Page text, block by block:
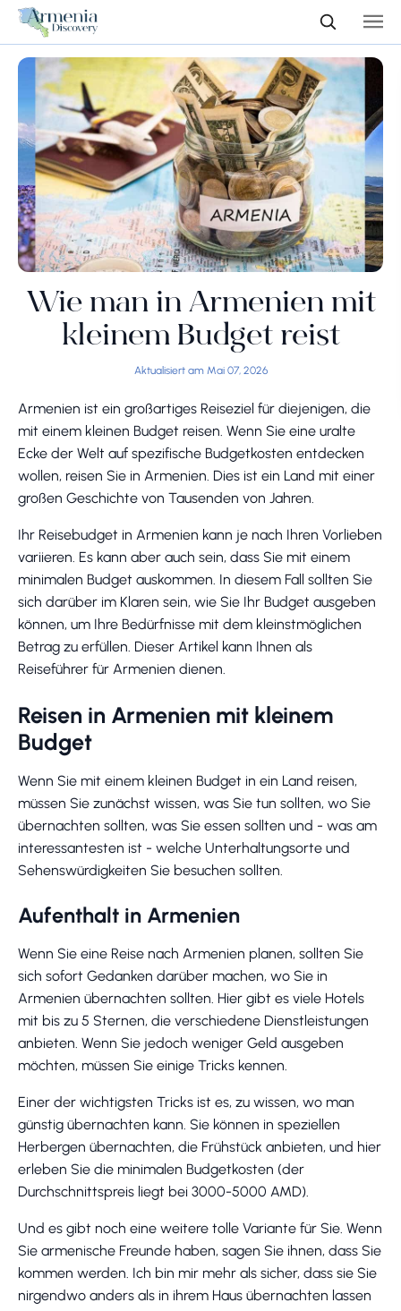
Wie man in Armenien mit
kleinem Budget reist
Aktualisiert am Mai 07, 2026
Armenien ist ein großartiges Reiseziel für diejenigen, die
mit einem kleinen Budget reisen. Wenn Sie eine uralte
Ecke der Welt auf spezifische Budgetkosten entdecken
wollen, reisen Sie in Armenien. Dies ist ein Land mit einer
großen Geschichte von Tausenden von Jahren.
Ihr Reisebudget in Armenien kann je nach Ihren Vorlieben
variieren. Es kann aber auch sein, dass Sie mit einem
minimalen Budget auskommen. In diesem Fall sollten Sie
sich darüber im Klaren sein, wie Sie Ihr Budget ausgeben
können, um Ihre Bedürfnisse mit dem kleinstmöglichen
Betrag zu erfüllen. Dieser Artikel kann Ihnen als
Reiseführer für Armenien dienen.
Reisen in Armenien mit kleinem
Budget
Wenn Sie mit einem kleinen Budget in ein Land reisen,
müssen Sie zunächst wissen, was Sie tun sollten, wo Sie
übernachten sollten, was Sie essen sollten und - was am
interessantesten ist - welche Unterhaltungsorte und
Sehenswürdigkeiten Sie besuchen sollten.
Aufenthalt in Armenien
Wenn Sie eine Reise nach Armenien planen, sollten Sie
sich sofort Gedanken darüber machen, wo Sie in
Armenien übernachten sollten. Hier gibt es viele Hotels
mit bis zu 5 Sternen, die verschiedene Dienstleistungen
anbieten. Wenn Sie jedoch weniger Geld ausgeben
möchten, müssen Sie einige Tricks kennen.
Einer der wichtigsten Tricks ist es, zu wissen, wo man
günstig übernachten kann. Sie können in speziellen
Herbergen übernachten, die Frühstück anbieten, und hier
erleben Sie die minimalen Budgetkosten (der
Durchschnittspreis liegt bei 3000-5000 AMD).
Und es gibt noch eine weitere tolle Variante für Sie. Wenn
Sie armenische Freunde haben, sagen Sie ihnen, dass Sie
kommen werden. Ich bin mir mehr als sicher, dass sie Sie
nirgendwo anders als in ihrem Haus übernachten lassen